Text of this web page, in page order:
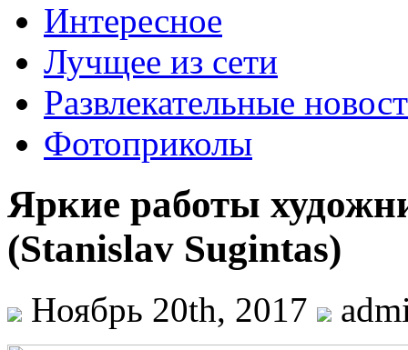
Интересное
Лучщее из сети
Развлекательные
Фотоприколы
Яркие работы
(Stanislav Sugintas)
Ноябрь 20th, 2017